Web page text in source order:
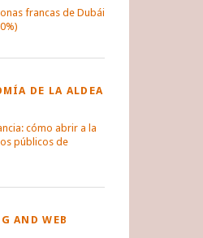
francas de Dubái
DE LA ALDEA
cómo abrir a la
públicos de
AND WEB